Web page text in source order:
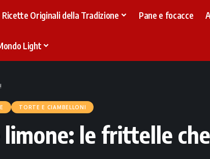
Ricette Originali della Tradizione Pane e focacce
Light
TORTE E CIAMBELLONI
limone: le frittelle